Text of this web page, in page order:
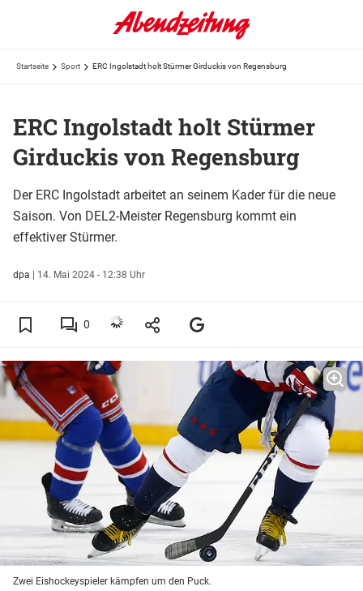
Startseite Sport ERC Ingolstadt holt Stürmer Girduckis von Regensburg
ERC Ingolstadt holt Stürmer
Girduckis von Regensburg
Der ERC Ingolstadt arbeitet an seinem Kader für die neue
Saison. Von DEL2-Meister Regensburg kommt ein
effektiver Stürmer.
dpa | 14. Mai 2024 - 12:38 Uhr
0
Zwei Eishockeyspieler kämpfen um den Puck.